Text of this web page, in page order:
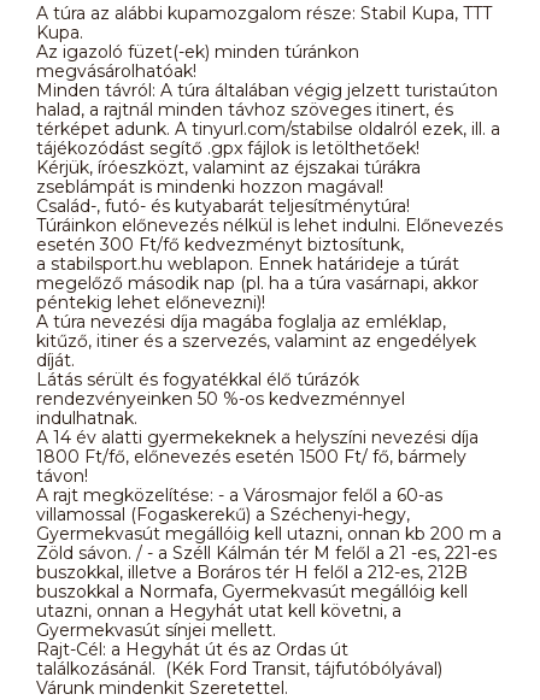
A túra az alábbi kupamozgalom része: Stabil Kupa, TTT
Kupa.
Az igazoló füzet(-ek) minden túránkon
megvásárolhatóak!
Minden távról: A túra általában végig jelzett turistaúton
halad, a rajtnál minden távhoz szöveges itinert, és
térképet adunk. A tinyurl.com/stabilse oldalról ezek, ill. a
tájékozódást segítő .gpx fájlok is letölthetőek!
Kérjük, íróeszközt, valamint az éjszakai túrákra
zseblámpát is mindenki hozzon magával!
Család-, futó- és kutyabarát teljesítménytúra!
Túráinkon előnevezés nélkül is lehet indulni. Előnevezés
esetén 300 Ft/fő kedvezményt biztosítunk,
a stabilsport.hu weblapon. Ennek határideje a túrát
megelőző második nap (pl. ha a túra vasárnapi, akkor
péntekig lehet előnevezni)!
A túra nevezési díja magába foglalja az emléklap,
kitűző, itiner és a szervezés, valamint az engedélyek
díját.
Látás sérült és fogyatékkal élő túrázók
rendezvényeinken 50 %-os kedvezménnyel
indulhatnak.
A 14 év alatti gyermekeknek a helyszíni nevezési díja
1800 Ft/fő, előnevezés esetén 1500 Ft/ fő, bármely
távon!
A rajt megközelítése: - a Városmajor felől a 60-as
villamossal (Fogaskerekű) a Széchenyi-hegy,
Gyermekvasút megállóig kell utazni, onnan kb 200 m a
Zöld sávon. / - a Széll Kálmán tér M felől a 21 -es, 221-es
buszokkal, illetve a Boráros tér H felől a 212-es, 212B
buszokkal a Normafa, Gyermekvasút megállóig kell
utazni, onnan a Hegyhát utat kell követni, a
Gyermekvasút sínjei mellett.
Rajt-Cél: a Hegyhát út és az Ordas út
találkozásánál. (Kék Ford Transit, tájfutóbólyával)
Várunk mindenkit Szeretettel.